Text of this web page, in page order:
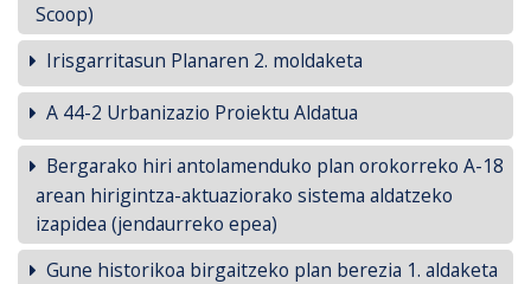
Scoop)
Irisgarritasun Planaren 2. moldaketa
A 44-2 Urbanizazio Proiektu Aldatua
Bergarako hiri antolamenduko plan orokorreko A-18
arean hirigintza-aktuaziorako sistema aldatzeko
izapidea (jendaurreko epea)
Gune historikoa birgaitzeko plan berezia 1. aldaketa